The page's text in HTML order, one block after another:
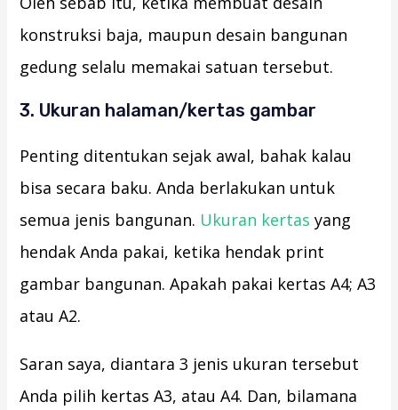
konstruksi baja, maupun desain bangunan
gedung selalu memakai satuan tersebut.
3. Ukuran halaman/kertas gambar
Penting ditentukan sejak awal, bahak kalau
bisa secara baku. Anda berlakukan untuk
semua jenis bangunan. Ukuran kertas yang
hendak Anda pakai, ketika hendak print
gambar bangunan. Apakah pakai kertas A4; A3
atau A2.
Saran saya, diantara 3 jenis ukuran tersebut
Anda pilih kertas A3, atau A4. Dan, bilamana